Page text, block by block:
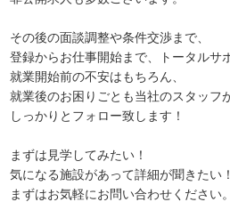
その後の面談調整や条件交渉まで、
登録からお仕事開始まで、トータルサ
就業開始前の不安はもちろん、
就業後のお困りごとも当社のスタッフ
しっかりとフォロー致します！
まずは見学してみたい！
気になる施設があって詳細が聞きたい
まずはお気軽にお問い合わせください。